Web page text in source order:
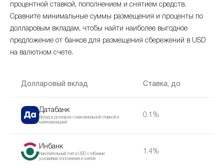
процентной ставкой, пополнением и снятием средств.
Сравните минимальные суммы размещения и проценты по
долларовым вкладам, чтобы найти наиболее выгодное
предложение от банков для размещения сбережений в USD
на валютном счете.
Долларовый вклад Ставка, до
Датабанк
Вклад в долларах с максимальной ставкой и
капитализацией
0.1%
Инбанк
Накопительный счет в USD с гибкими
условиями пополнения и снятия
1.4%